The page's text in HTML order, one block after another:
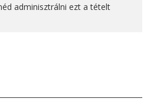
adminisztrálni ezt a tételt